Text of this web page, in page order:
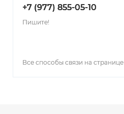
+7 (977) 855-05-10
Пишите!
Все способы связи на странице